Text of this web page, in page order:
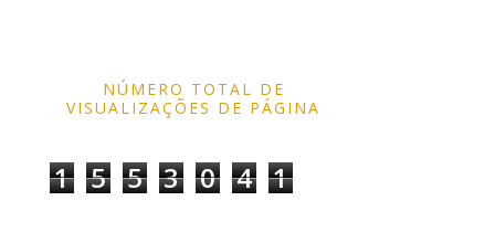
NÚMERO TOTAL DE
VISUALIZAÇÕES DE PÁGINA
1 5 5 3 0 4 1